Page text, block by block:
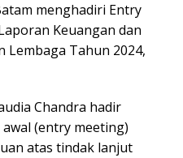
menghadiri Entry
Keuangan dan
Lembaga Tahun 2024,
Chandra hadir
(entry meeting)
atas tindak lanjut